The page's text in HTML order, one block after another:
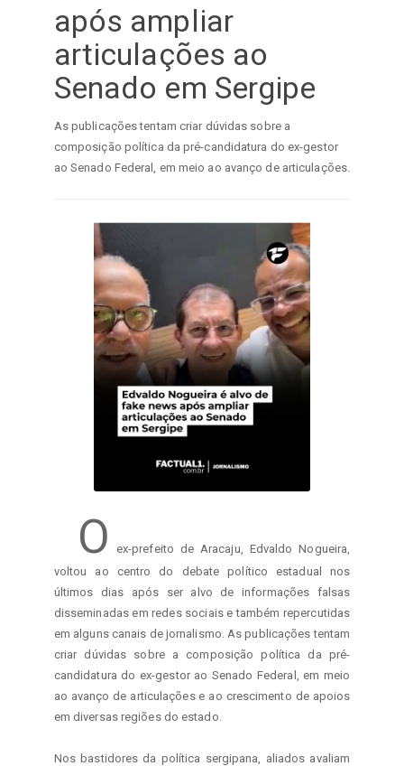
após ampliar
articulações ao
Senado em Sergipe
As publicações tentam criar dúvidas sobre a
composição política da pré-candidatura do ex-gestor
ao Senado Federal, em meio ao avanço de articulações.
O
ex-prefeito de Aracaju, Edvaldo Nogueira,
voltou ao centro do debate político estadual nos
últimos dias após ser alvo de informações falsas
disseminadas em redes sociais e também repercutidas
em alguns canais de jornalismo. As publicações tentam
criar dúvidas sobre a composição política da pré-
candidatura do ex-gestor ao Senado Federal, em meio
ao avanço de articulações e ao crescimento de apoios
em diversas regiões do estado.
Nos bastidores da política sergipana, aliados avaliam